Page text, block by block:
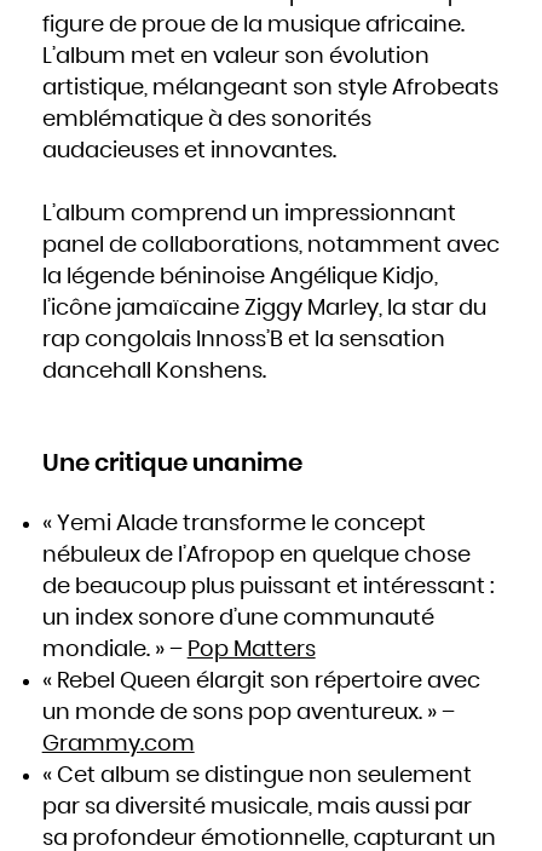
figure de proue de la musique africaine.
L’album met en valeur son évolution
artistique, mélangeant son style Afrobeats
emblématique à des sonorités
audacieuses et innovantes.
L’album comprend un impressionnant
panel de collaborations, notamment avec
la légende béninoise Angélique Kidjo,
l’icône jamaïcaine Ziggy Marley, la star du
rap congolais Innoss’B et la sensation
dancehall Konshens.
Une critique unanime
« Yemi Alade transforme le concept
nébuleux de l’Afropop en quelque chose
de beaucoup plus puissant et intéressant :
un index sonore d’une communauté
mondiale. » – Pop Matters
« Rebel Queen élargit son répertoire avec
un monde de sons pop aventureux. » –
Grammy.com
« Cet album se distingue non seulement
par sa diversité musicale, mais aussi par
sa profondeur émotionnelle, capturant un